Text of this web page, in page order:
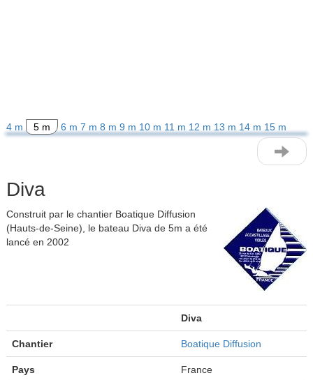
4 m 5 m 6 m 7 m 8 m 9 m 10 m 11 m 12 m 13 m 14 m 15 m
Diva
Construit par le chantier Boatique Diffusion
(Hauts-de-Seine), le bateau Diva de 5m a été
lancé en 2002
Diva
Chantier Boatique Diffusion
Pays France